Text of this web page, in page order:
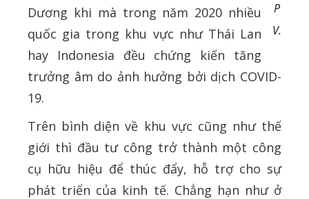
P
V.
Dương khi mà trong năm 2020 nhiều
quốc gia trong khu vực như Thái Lan
hay Indonesia đều chứng kiến tăng
trưởng âm do ảnh hưởng bởi dịch COVID-
19.
Trên bình diện về khu vực cũng như thế
giới thì đầu tư công trở thành một công
cụ hữu hiệu để thúc đẩy, hỗ trợ cho sự
phát triển của kinh tế. Chẳng hạn như ở